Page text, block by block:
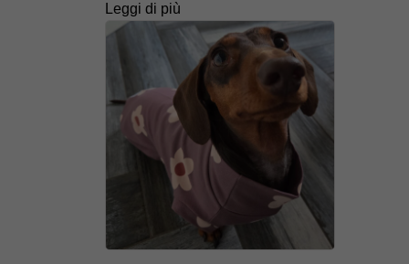
a pennello per la mia bassottina Isotta,
sicuramente proveremo i pile invernali
perché la vestibilità è davvero comoda e
confortevole!! Spedizione veloce e precisa,
grazie!!!
Leggi di più